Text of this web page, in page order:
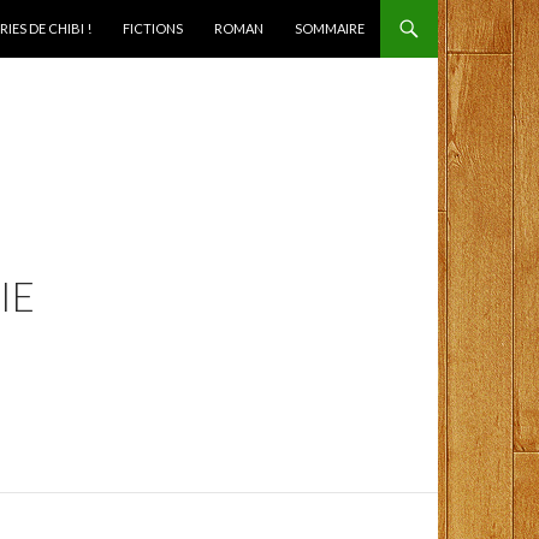
DE CHIBI ! FICTIONS ROMAN SOMMAIRE